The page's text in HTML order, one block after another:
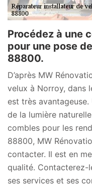
Procédez à une
pour une pose
88800.
D’après MW
velux à Norroy, dans
est très
de la lumière
combles pour les
88800, MW
contacter. Il est en
qualité. Contacterez-
ses services et ses